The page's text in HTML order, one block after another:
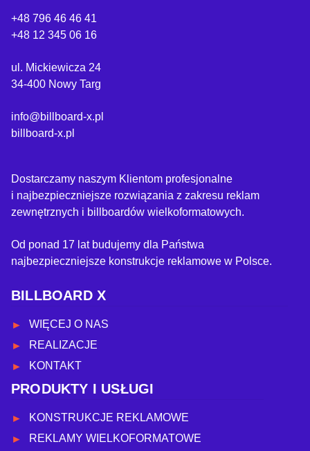
+48 796 46 46 41
+48 12 345 06 16
ul. Mickiewicza 24
34-400 Nowy Targ
info@billboard-x.pl
billboard-x.pl
Dostarczamy naszym Klientom profesjonalne
i najbezpieczniejsze rozwiązania z zakresu reklam
zewnętrznych i billboardów wielkoformatowych.
Od ponad 17 lat budujemy dla Państwa
najbezpieczniejsze konstrukcje reklamowe w Polsce.
BILLBOARD X
WIĘCEJ O NAS
REALIZACJE
KONTAKT
PRODUKTY I USŁUGI
KONSTRUKCJE REKLAMOWE
REKLAMY WIELKOFORMATOWE